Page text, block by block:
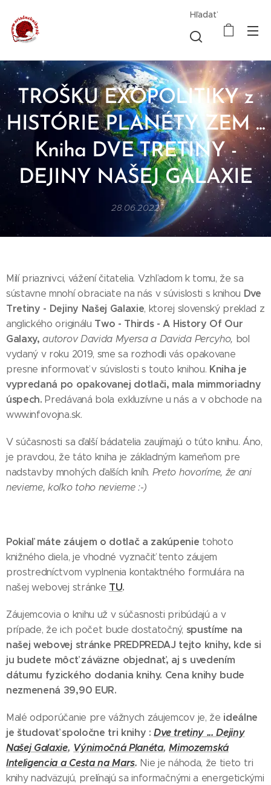
Hľadať
TROŠKU EXOPOLITIKY z
HISTÓRIE PLANÉTY ZEM ...
Kniha DVE TRETINY -
DEJINY NAŠEJ GALAXIE
28.06.2022
Milí priaznivci, vážení čitatelia. Vzhľadom k tomu, že sa
sústavne mnohí obraciate na nás v súvislosti s knihou Dve
Tretiny - Dejiny Našej Galaxie, ktorej slovenský preklad z
anglického originálu Two - Thirds - A History Of Our
Galaxy, autorov Davida Myersa a Davida Percyho, bol
vydaný v roku 2019, sme sa rozhodli vás opakovane
presne informovať v súvislosti s touto knihou. Kniha je
vypredaná po opakovanej dotlači, mala mimmoriadny
úspech. Predávaná bola exkluzívne u nás a v obchode na
www.infovojna.sk.
V súčasnosti sa ďalší bádatelia zaujímajú o túto knihu. Áno,
je pravdou, že táto kniha je základným kameňom pre
nadstavby mnohých ďalších kníh. Preto hovoríme, že ani
nevieme, koľko toho nevieme :-)
Pokiaľ máte záujem o dotlač a zakúpenie tohoto
knižného diela, je vhodné vyznačiť tento záujem
prostredníctvom vyplnenia kontaktného formulára na
našej webovej stránke TU.
Záujemcovia o knihu už v súčasnosti pribúdajú a v
prípade, že ich počet bude dostatočný, spustíme na
našej webovej stránke PREDPREDAJ tejto knihy, kde si
ju budete môcť záväzne objednať, aj s uvedením
dátumu fyzického dodania knihy. Cena knihy bude
nezmenená 39,90 EUR.
Malé odporúčanie pre vážnych záujemcov je, že ideálne
je študovať spoločne tri knihy :Dve tretiny ... Dejiny
Našej Galaxie, Výnimočná Planéta,Mimozemská
Inteligencia a Cesta na Mars. Nie je náhoda, že tieto tri
knihy nadväzujú, prelínajú sa informačnými a energetickými